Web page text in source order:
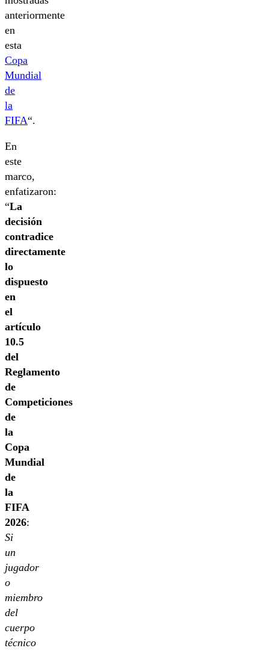
anteriormente
en
esta
Copa
Mundial
de
la
FIFA“.
En
este
marco,
enfatizaron:
“La
decisión
contradice
directamente
lo
dispuesto
en
el
artículo
10.5
del
Reglamento
de
Competiciones
de
la
Copa
Mundial
de
la
FIFA
2026:
Si
un
jugador
o
miembro
del
cuerpo
técnico